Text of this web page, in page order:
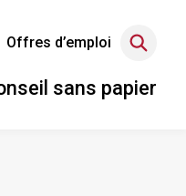
Offres d’emploi
sans papier